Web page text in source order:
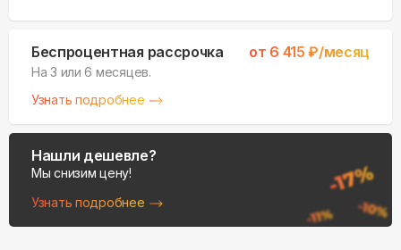
Беспроцентная рассрочка от 6 415 ₽/месяц
На 3 или 6 месяцев.
Узнать подробнее
Нашли дешевле?
Мы снизим цену!
Узнать подробнее